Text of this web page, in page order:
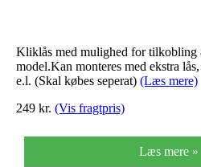
Kliklås med mulighed for tilkobling
model.Kan monteres med ekstra
e.l. (Skal købes seperat) (Læs mere)
249 kr. (Vis fragtpris)
Læs mere »